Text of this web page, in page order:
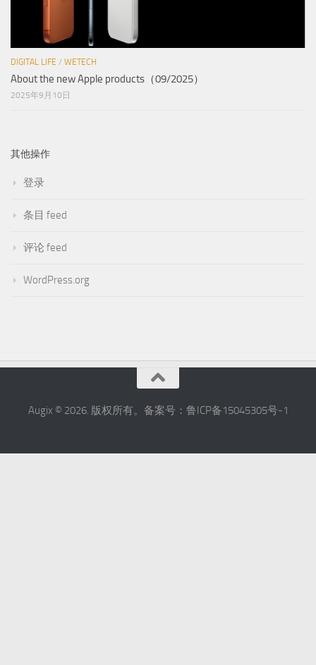
DIGITAL LIFE / WETECH
About the new Apple products（09/2025）
2025年9月10日
其他操作
登录
条目 feed
评论 feed
WordPress.org
Augix © 2026. 版权所有。备案号：鲁ICP备15045305号-1